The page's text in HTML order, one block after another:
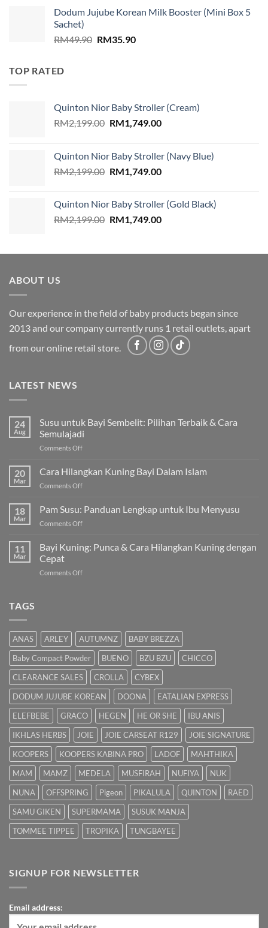
was:
is:
Dodum Jujube Korean Milk Booster (Mini Box 5
Sachet)
RM49.90 Original
RM35.90Current
TOP RATED
Quinton Nior Baby Stroller (Cream)
RM2,199.00 Original
RM2,199.00.
RM1,749.00Current
RM1,749.00.
Quinton Nior Baby Stroller (Navy Blue)
RM2,199.00 Original
RM2,199.00.
RM1,749.00Current
RM1,749.00.
Quinton Nior Baby Stroller (Gold Black)
RM2,199.00 Original
RM2,199.00.
RM1,749.00Current
RM1,749.00.
ABOUT US
Our experience in the field of baby products began since
2013 and our company currently runs 1 retail outlets, apart
from our online retail store.
LATEST NEWS
24
Aug
Susu untuk Bayi Sembelit: Pilihan Terbaik & Cara
Semulajadi
Comments Offon
untuk
Bayi
Sembelit:
Terbaik
20
Mar
Cara Hilangkan Kuning Bayi Dalam Islam
Comments Offon
Hilangkan
Kuning
Bayi
Islam
18
Mar
Pam Susu: Panduan Lengkap untuk Ibu Menyusu
Comments Offon
Susu:
Panduan
untuk
11
Mar
Bayi Kuning: Punca & Cara Hilangkan Kuning dengan
Cepat
Comments Offon
Hilangkan
Kuning
dengan
Cepat
TAGS
ANAS ARLEY AUTUMNZ
BABY BREZZA
Baby Compact Powder
BUENO BZU BZU
CHICCO
CLEARANCE SALES
CROLLA
CYBEX
DODUM JUJUBE KOREAN
DOONA
EATALIAN EXPRESS
ELEFBEBE
GRACO HEGEN HE OR SHE
IBU ANIS
IKHLAS HERBS
JOIE JOIE CARSEAT R129
JOIE SIGNATURE
KOOPERS
KOOPERS KABINA PRO LADOF
MAHTHIKA
MAM
MAMZ MEDELA MUSFIRAH NUFIYA
NUK
NUNA
OFFSPRING Pigeon PIKALULA QUINTON
RAED
SAMU GIKEN
SUPERMAMA
SUSUK MANJA
TOMMEE TIPPEE
TROPIKA TUNGBAYEE
SIGNUP FOR NEWSLETTER
Email address: